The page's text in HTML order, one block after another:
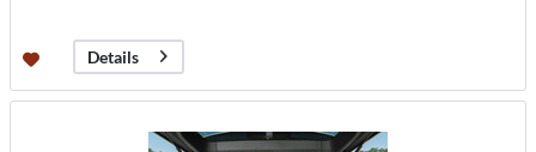
Details